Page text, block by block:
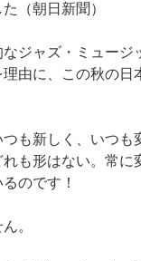
（朝日新聞）
ジャズ・ミュージ
由に、この秋の日
も新しく、いつも
も形はない。常に
のです！
。